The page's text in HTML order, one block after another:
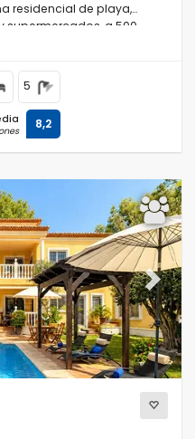
residencial de playa,
supermercados, a 500
y a 0,5 km del mar
5
8,2
Next